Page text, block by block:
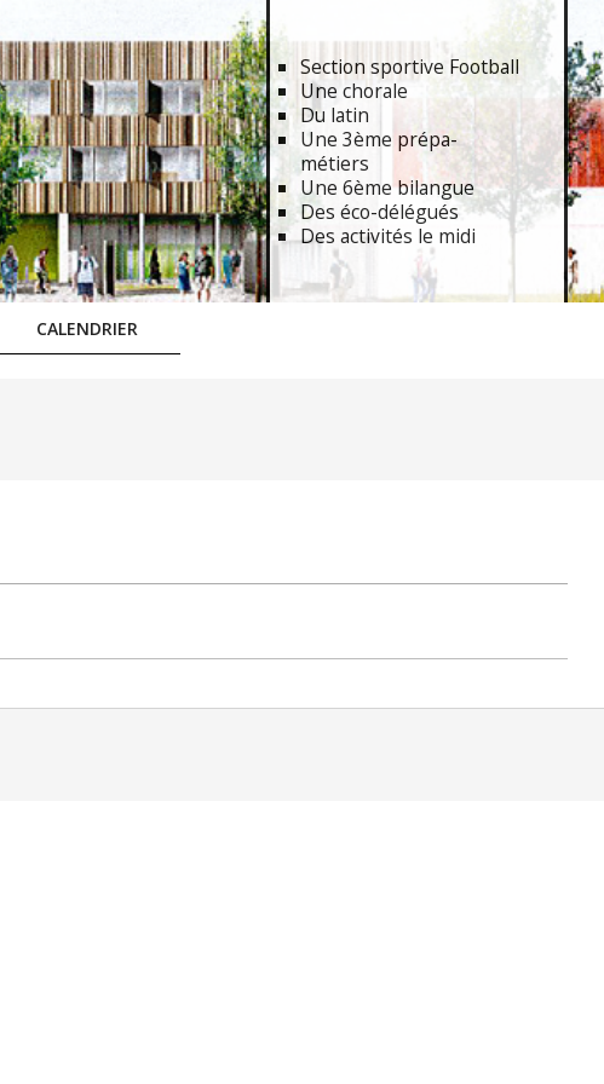
Section sportive Football
Une chorale
Du latin
Une 3ème prépa-
métiers
Une 6ème bilangue
Des éco-délégués
Des activités le midi
CALENDRIER